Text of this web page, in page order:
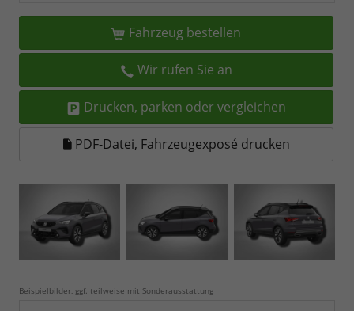
Fahrzeug bestellen
Wir rufen Sie an
Drucken, parken oder vergleichen
PDF-Datei, Fahrzeugexposé drucken
Beispielbilder, ggf. teilweise mit Sonderausstattung